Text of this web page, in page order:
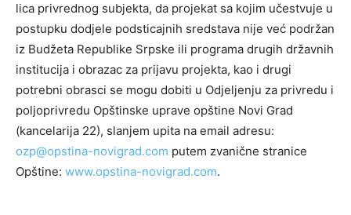
lica privrednog subjekta, da projekat sa kojim učestvuje u
postupku dodjele podsticajnih sredstava nije već podržan
iz Budžeta Republike Srpske ili programa drugih državnih
institucija i obrazac za prijavu projekta, kao i drugi
potrebni obrasci se mogu dobiti u Odjelјenju za privredu i
polјoprivredu Opštinske uprave opštine Novi Grad
(kancelarija 22), slanjem upita na email adresu:
ozp@opstina-novigrad.com putem zvanične stranice
Opštine: www.opstina-novigrad.com.